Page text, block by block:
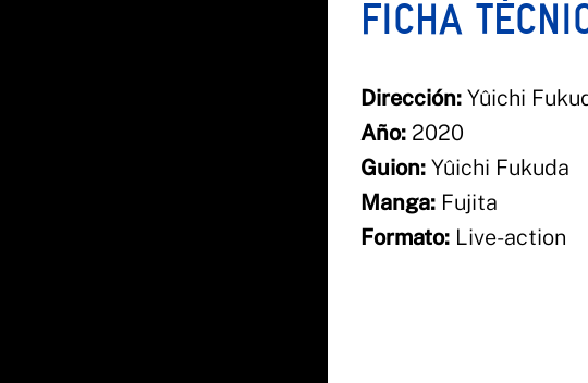
FICHA
Dirección: Yûichi
Año: 2020
Guion: Yûichi Fukuda
Manga: Fujita
Formato: Live-action